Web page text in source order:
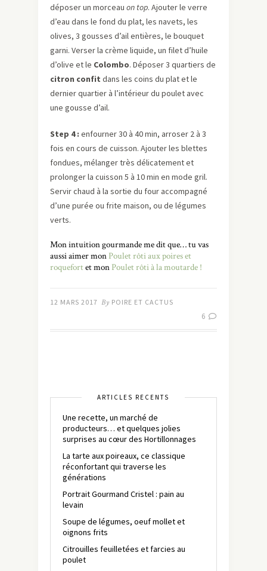
déposer un morceau on top. Ajouter le verre
d’eau dans le fond du plat, les navets, les
olives, 3 gousses d’ail entières, le bouquet
garni. Verser la crème liquide, un filet d’huile
d’olive et le Colombo. Déposer 3 quartiers de
citron confit dans les coins du plat et le
dernier quartier à l’intérieur du poulet avec
une gousse d’ail.
Step 4 : enfourner 30 à 40 min, arroser 2 à 3
fois en cours de cuisson. Ajouter les blettes
fondues, mélanger très délicatement et
prolonger la cuisson 5 à 10 min en mode gril.
Servir chaud à la sortie du four accompagné
d’une purée ou frite maison, ou de légumes
verts.
Mon intuition gourmande me dit que… tu vas
aussi aimer mon Poulet rôti aux poires et
roquefortet mon Poulet rôti à la moutarde !
12 MARS 2017 By POIRE ET CACTUS
6
ARTICLES RÉCENTS
Une recette, un marché de
producteurs… et quelques jolies
surprises au cœur des Hortillonnages
La tarte aux poireaux, ce classique
réconfortant qui traverse les
générations
Portrait Gourmand Cristel : pain au
levain
Soupe de légumes, oeuf mollet et
oignons frits
Citrouilles feuilletées et farcies au
poulet